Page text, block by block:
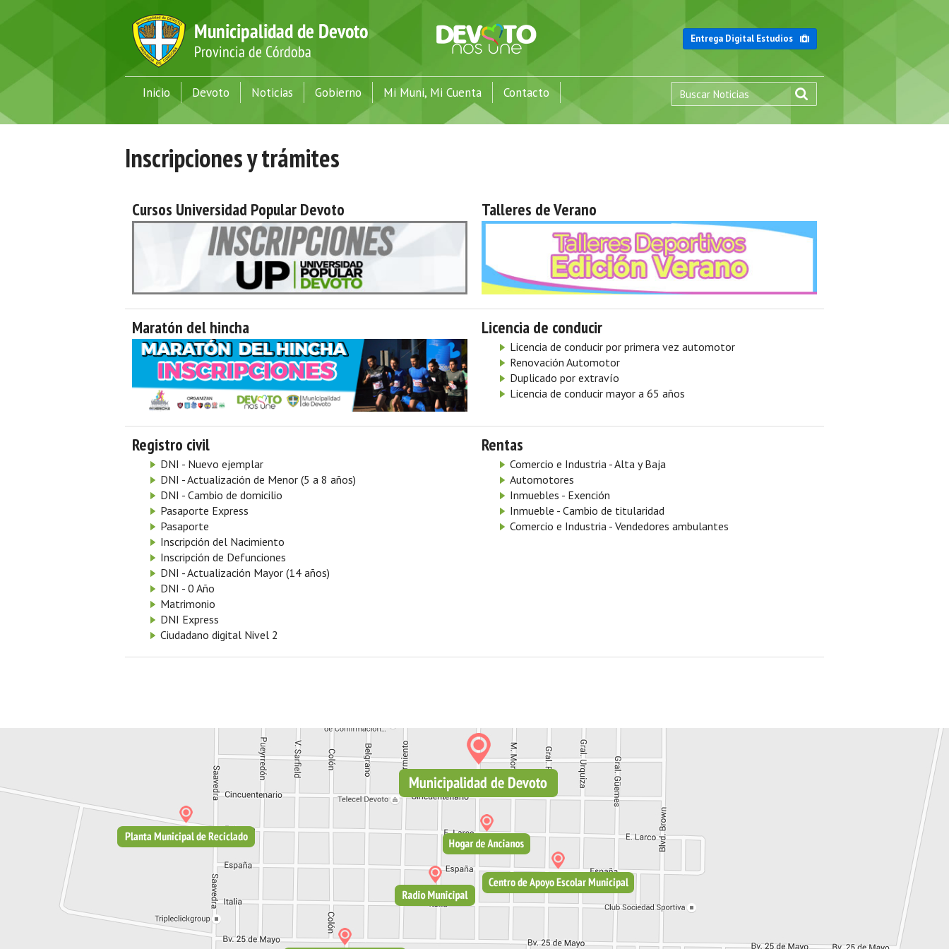
Entrega Digital Estudios
Inicio Devoto Noticias Gobierno Mi Muni, Mi Cuenta Contacto
Inscripciones y trámites
Cursos Universidad Popular Devoto Talleres de Verano
Maratón del hincha Licencia de conducir
Licencia de conducir por primera vez automotor
Renovación Automotor
Duplicado por extravío
Licencia de conducir mayor a 65 años
Registro civil
DNI - Nuevo ejemplar
DNI - Actualización de Menor (5 a 8 años)
DNI - Cambio de domicilio
Pasaporte Express
Pasaporte
Inscripción del Nacimiento
Inscripción de Defunciones
DNI - Actualización Mayor (14 años)
DNI - 0 Año
Matrimonio
DNI Express
Ciudadano digital Nivel 2
Rentas
Comercio e Industria - Alta y Baja
Automotores
Inmuebles - Exención
Inmueble - Cambio de titularidad
Comercio e Industria - Vendedores ambulantes